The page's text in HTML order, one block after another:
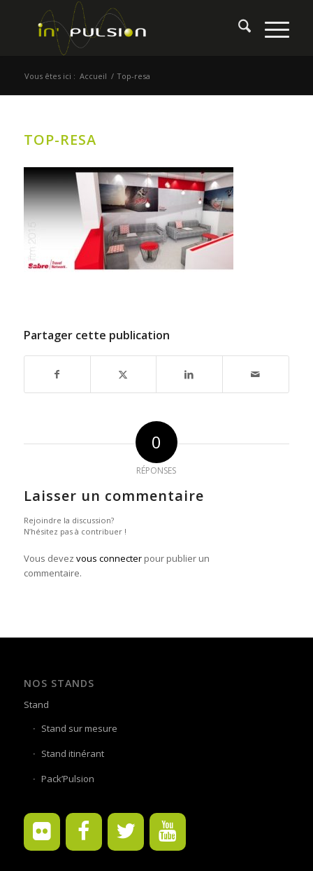
Vous êtes ici : Accueil / Top-resa
TOP-RESA
Partager cette publication
0
RÉPONSES
Laisser un commentaire
Rejoindre la discussion?
N’hésitez pas à contribuer !
Vous devez vous connecterpour publier un
commentaire.
NOS STANDS
Stand
Stand sur mesure
Stand itinérant
Pack’Pulsion